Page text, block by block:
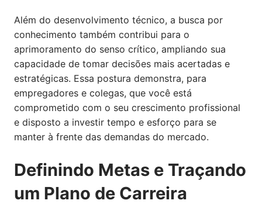
Além do desenvolvimento técnico, a busca por
conhecimento também contribui para o
aprimoramento do senso crítico, ampliando sua
capacidade de tomar decisões mais acertadas e
estratégicas. Essa postura demonstra, para
empregadores e colegas, que você está
comprometido com o seu crescimento profissional
e disposto a investir tempo e esforço para se
manter à frente das demandas do mercado.
Definindo Metas e Traçando
um Plano de Carreira